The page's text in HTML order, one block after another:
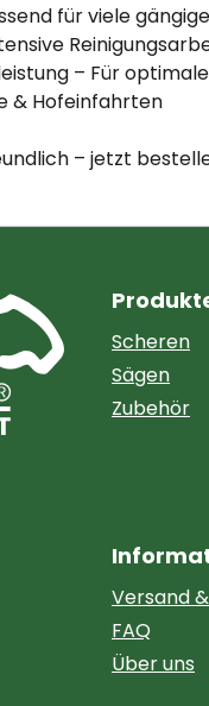
für viele
– Für
& Hofeinfahrten
– jetzt
Scheren
Sägen
Zubehör
Versand
FAQ
Über uns